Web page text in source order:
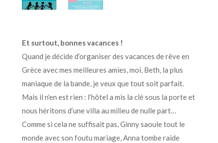
Et surtout, bonnes vacances !
Quand je décide d’organiser des vacances de rêve en
Grèce avec mes meilleures amies, moi, Beth, la plus
maniaque de la bande, je veux que tout soit parfait.
Mais il n’en est rien : l’hôtel a mis la clé sous la porte et
nous héritons d’une villa au milieu de nulle part…
Comme si cela ne suffisait pas, Ginny saoule tout le
monde avec son foutu mariage, Anna tombe raide